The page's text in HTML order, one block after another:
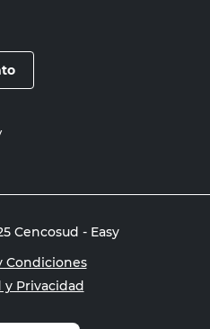
Cencosud - Easy
Condiciones
Privacidad